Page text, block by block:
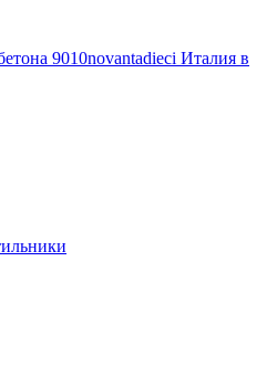
9010novantadieci Италия в
гипса, керамики, бетона.